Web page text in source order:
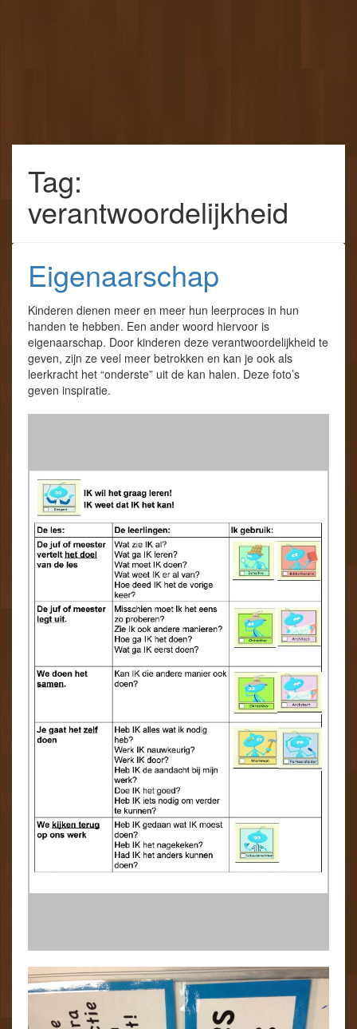
Tag:
verantwoordelijkheid
Eigenaarschap
Kinderen dienen meer en meer hun leerproces in hun
handen te hebben. Een ander woord hiervoor is
eigenaarschap. Door kinderen deze verantwoordelijkheid te
geven, zijn ze veel meer betrokken en kan je ook als
leerkracht het “onderste” uit de kan halen. Deze foto’s
geven inspiratie.